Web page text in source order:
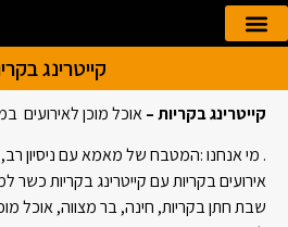
קייטרינג
קייטרינג בקריות –אוכל מוכן לאירועים
. מי אנחנו :המטבח של מאמא עם ניסיון
אירועים בקריות עם קייטרינג בקריות כשר
שבת חתן בקריות, חינה, בר מצווה, אוכל